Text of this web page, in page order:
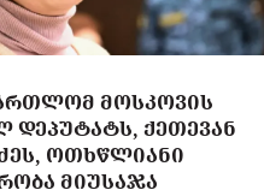
ᲛᲝᲡᲙᲝᲕᲘᲡ
ᲓᲔᲞᲣᲢᲐᲢᲡ, ᲥᲔᲗᲔᲕᲐᲜ
ᲝᲗᲮᲬᲚᲘᲐᲜᲘ
ᲛᲘᲣᲡᲐᲯᲐ